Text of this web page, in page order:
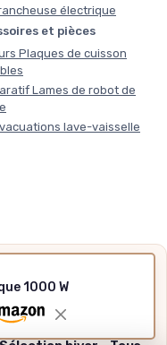
1000 W
électrique
et pièces
Plaques de cuisson
Lames de robot de
lave-vaisselle
sans inscription,